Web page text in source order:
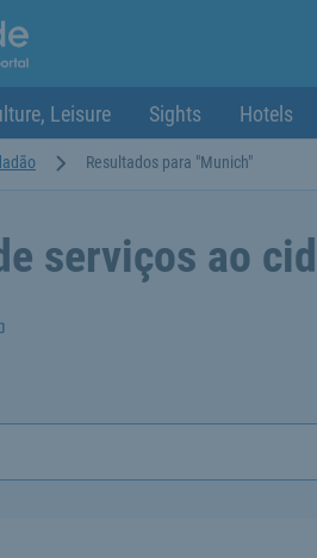
Leisure Sights Hotels
Resultados para "Munich"
serviços ao